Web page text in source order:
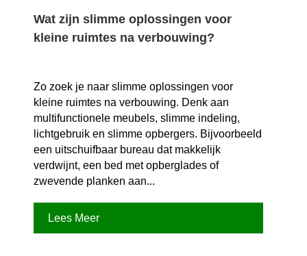
Wat zijn slimme oplossingen voor
kleine ruimtes na verbouwing?
Zo zoek je naar slimme oplossingen voor
kleine ruimtes na verbouwing.​ Denk aan
multifunctionele meubels, slimme indeling,
lichtgebruik en slimme opbergers.​ Bijvoorbeeld
een uitschuifbaar bureau dat makkelijk
verdwijnt, een bed met opberglades of
zwevende planken aan...
Lees Meer